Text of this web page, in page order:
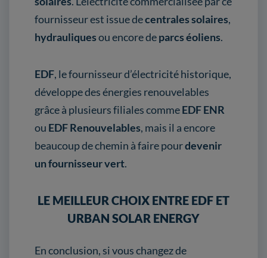
fournisseur est issue decentrales solaires,
hydrauliquesou encore deparcs éoliens.
EDF, le fournisseur d’électricité historique,
développe des énergies renouvelables
grâce à plusieurs filiales commeEDF ENR
ou EDF Renouvelables, mais il a encore
beaucoup de chemin à faire pourdevenir
un fournisseur vert.
LE MEILLEUR CHOIX ENTRE EDF ET
URBAN SOLAR ENERGY
En conclusion, si vous changez de